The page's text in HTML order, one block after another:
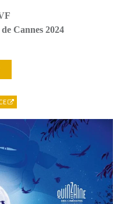
Cannes 2024